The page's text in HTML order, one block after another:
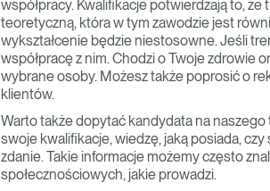
współpracy. Kwalifikacje potwierdzają to,
teoretyczną, która w tym zawodzie jest
wykształcenie będzie niestosowne. Jeśli
współpracę z nim. Chodzi o Twoje zdrowie
wybrane osoby. Możesz także poprosić o
klientów.
Warto także dopytać kandydata na
swoje kwalifikacje, wiedzę, jaką posiada,
zdanie. Takie informacje możemy często
społecznościowych, jakie prowadzi.